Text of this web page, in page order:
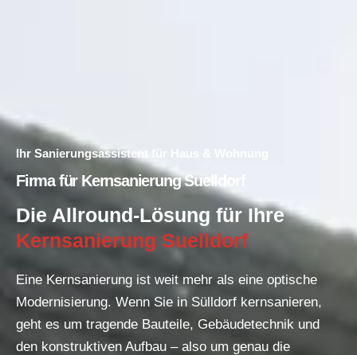
Ihr Sanierungsassistent für Haus & Wohnung
Firma für Kernsanierung Suelldorf
Die Allround-Lösung für Ihre
Kernsanierung Suelldorf
Eine Kernsanierung ist weit mehr als eine optische
Modernisierung. Wenn Sie in Sülldorf kernsanieren,
geht es um tragende Bauteile, Gebäudetechnik und
den konstruktiven Aufbau – also um genau die